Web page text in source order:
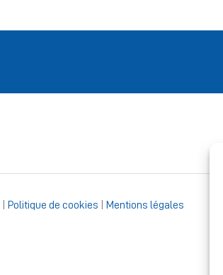
Politique de cookies Mentions légales